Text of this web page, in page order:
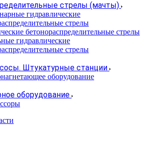
стрелы (мачты)
гидравлические
стрелы
бетонораспределительные стрелы
гидравлические
стрелы
Штукатурные станции
оборудование
оборудование